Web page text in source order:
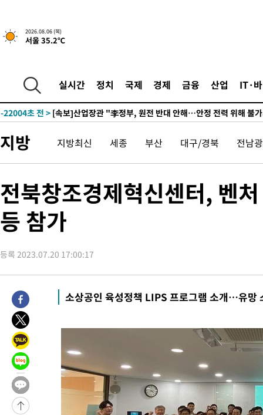
2026.08.06 (목)
서울 35.2℃
실시간 정치 국제 경제 금융 산업 IT·
4시간 전 >[속보] "이란-오만, 호르무즈 해협 통행 항로 합의" 이란 외무부 대
-25869초 전 >내일까지 39도 '펄펄'…기상청 "태풍 지나며 폭염 잠시 꺾인
-25484초 전 >
"美간섭에 합의 지연"…트럼프, '이란 호르무즈 통제권' 수용
-22004초 전 >
-20701초 전 > [속보]경찰, '홍명보 선임 논란' 대한축구협회·축구회관 등 압
상
-19881초 전 >
[속보]코스피 매도사이드카 발동…4%대 급락
-19153초 전 >[속보]전남광주 초대 시민추천 부시장에 백승주·윤난실
-15281초 전 >[속보]코스닥, 2.15포인트(0.27%) 내린 797.44 출발
-15264초 전 >[속보]코스피, 119.51포인트(1.81%) 내린 6478.75 개장
-11711초 전 >6월 경상수지 497.3억 달러…두 달 연속 사상 최대
-9024초 전 > 미 워싱턴주 스포캔 시의 통제불능 3개 산불, 방화선 일부 구축
-1197초 전 >[속보] 호르무즈 해협 이란-오만 협상 기대속 뉴욕증시 혼조 마감
우 0.49%↑
7분 전 >[속보] 이란 대통령 "지금 최고지도자와 소통하기가 매우 어려워" 취
년 인터뷰
4시간 전 >
-25869초 전 >
내일까지 39도 '펄펄'…기상청 "태풍 지나며 폭염 잠시 꺾인
-25506초 전 >
트럼프, 한국계 진보 주지사 후보 맹공…"공산주의가 최대 위
-25484초 전 >
"美간섭에 합의 지연"…트럼프, '이란 호르무즈 통제권' 수용
-22004초 전 >
[속보]산업장관 "李정부, 원전 반대 안해…안정 전력 위해 불
-20701초 전 >
[속보]경찰, '홍명보 선임 논란' 대한축구협회·축구회관 등 압
-20088초 전 >
[속보]산업장관 "美무역법 제301조 과잉생산 결과 발표 8월
지방 지방최신 세종 부산 대구/경북 전남
전북창조경제혁신센터, 벤
등 참가
등록 2023.07.20 17:00:17
소상공인 육성정책 LIPS 프로그램 소개…유망